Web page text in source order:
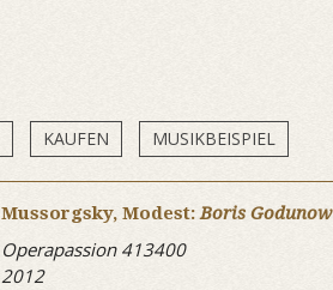
KAUFEN MUSIKBEISPIEL
Mussorgsky, Modest:Boris Godunow
Operapassion 413400
2012